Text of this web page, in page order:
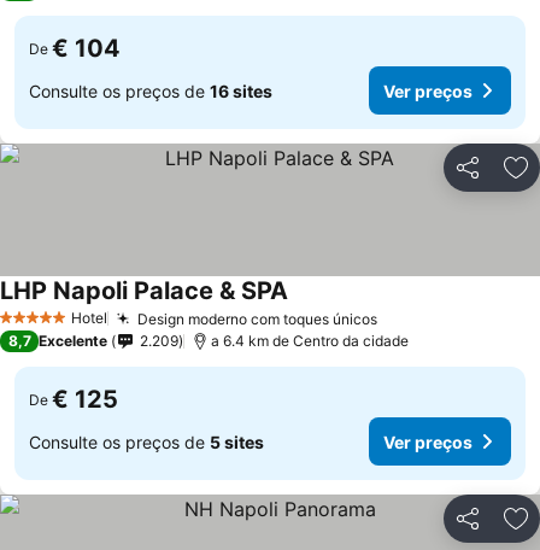
De € 104
Consulte os preços de 16 sites Ver preços
Partilhar
5 Estrelas Hotel Design moderno com toques únicosVer preços
LHP Napoli Palace & SPAVer preços
8,7 Excelente 2.209 a 6.4 km de Centro da cidade
De € 125
Consulte os preços de 5 sites Ver preços
Partilhar